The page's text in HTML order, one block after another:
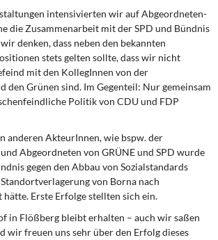
intensivierten wir auf Abgeordneten-
die Zusammenarbeit mit der SPD und Bündnis
denken, dass neben den bekannten
stets gelten sollte, dass wir nicht
mit den KollegInnen von der
den Grünen sind. Im Gegenteil: Nur gemeinsam
Politik von CDU und FDP
anderen AkteurInnen, wie bspw. der
Abgeordneten von GRÜNE und SPD wurde
gegen den Abbau von Sozialstandards
von Borna nach
Erste Erfolge stellten sich ein.
in Flößberg bleibt erhalten – auch wir saßen
wir freuen uns sehr über den Erfolg dieses